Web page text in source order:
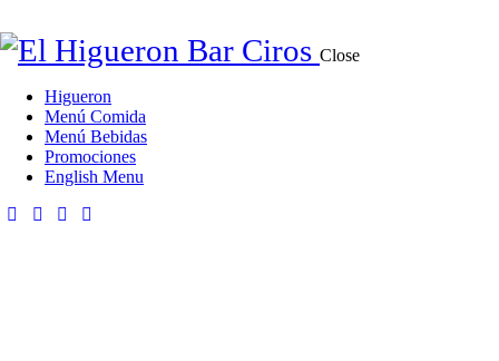
Close
Higueron
Menú Comida
Menú Bebidas
Promociones
English Menu